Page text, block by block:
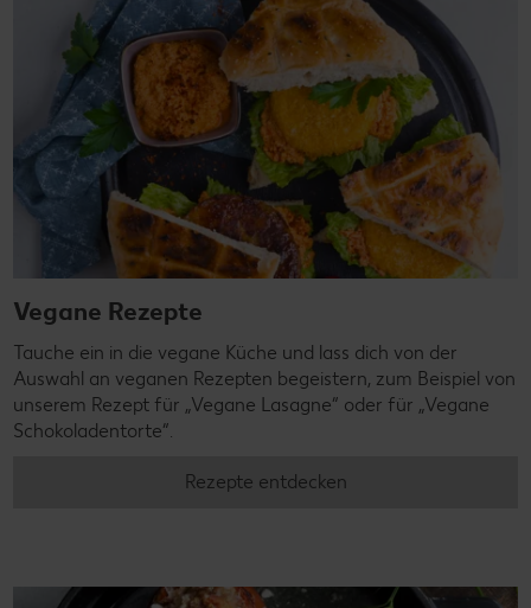
Vegane Rezepte
Tauche ein in die vegane Küche und lass dich von der
Auswahl an veganen Rezepten begeistern, zum Beispiel von
unserem Rezept für „Vegane Lasagne“ oder für „Vegane
Schokoladentorte“.
Rezepte entdecken